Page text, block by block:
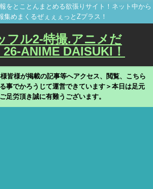
をとことんまとめる欲張りサイト！ネット中から
集めまくるぜぇぇぇっとZプラス！
フル2-特撮.アニメだ
ANIME DAISUKI！
皆様が掲載の記事等へアクセス、閲覧、こちら
事でかろうじて運営できています＞本日は足元
足労頂き誠に有難うございます。